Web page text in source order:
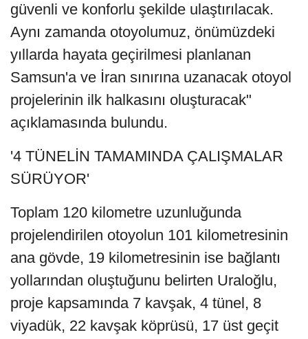
güvenli ve konforlu şekilde ulaştırılacak.
Aynı zamanda otoyolumuz, önümüzdeki
yıllarda hayata geçirilmesi planlanan
Samsun'a ve İran sınırına uzanacak otoyol
projelerinin ilk halkasını oluşturacak"
açıklamasında bulundu.
'4 TÜNELİN TAMAMINDA ÇALIŞMALAR
SÜRÜYOR'
Toplam 120 kilometre uzunluğunda
projelendirilen otoyolun 101 kilometresinin
ana gövde, 19 kilometresinin ise bağlantı
yollarından oluştuğunu belirten Uraloğlu,
proje kapsamında 7 kavşak, 4 tünel, 8
viyadük, 22 kavşak köprüsü, 17 üst geçit